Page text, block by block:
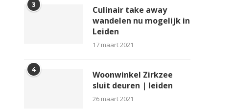
3
Culinair take away
wandelen nu mogelijk in
Leiden
17 maart 2021
4
Woonwinkel Zirkzee
sluit deuren | leiden
26 maart 2021